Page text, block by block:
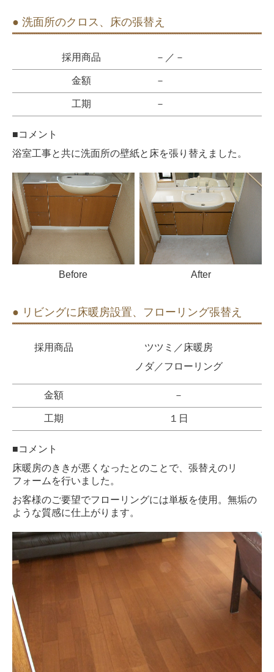
● 洗面所のクロス、床の張替え
採用商品 －／－
金額 －
工期 －
■コメント
浴室工事と共に洗面所の壁紙と床を張り替えました。
Before After
● リビングに床暖房設置、フローリング張替え
採用商品
ツツミ／床暖房
ノダ／フローリング
金額 －
工期 １日
■コメント
床暖房のききが悪くなったとのことで、張替えのリ
フォームを行いました。
お客様のご要望でフローリングには単板を使用。無垢の
ような質感に仕上がります。